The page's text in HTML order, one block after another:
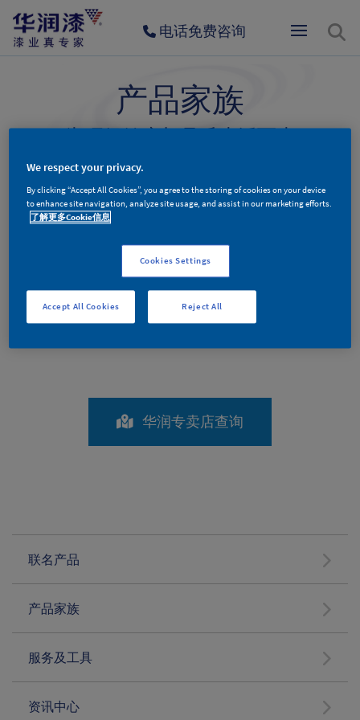
电话免费咨询
产品家族
为环保健康与品质生活而生
墙面漆产品 木器漆产品 辅料产品
墙面漆产品分类
华润专卖店查询
联名产品
产品家族
服务及工具
资讯中心
We respect your privacy.
By clicking “Accept All Cookies”, you agree to the storing of cookies on your device
to enhance site navigation, analyze site usage, and assist in our marketing efforts.
了解更多Cookie信息
Cookies Settings
Reject All
Accept All Cookies